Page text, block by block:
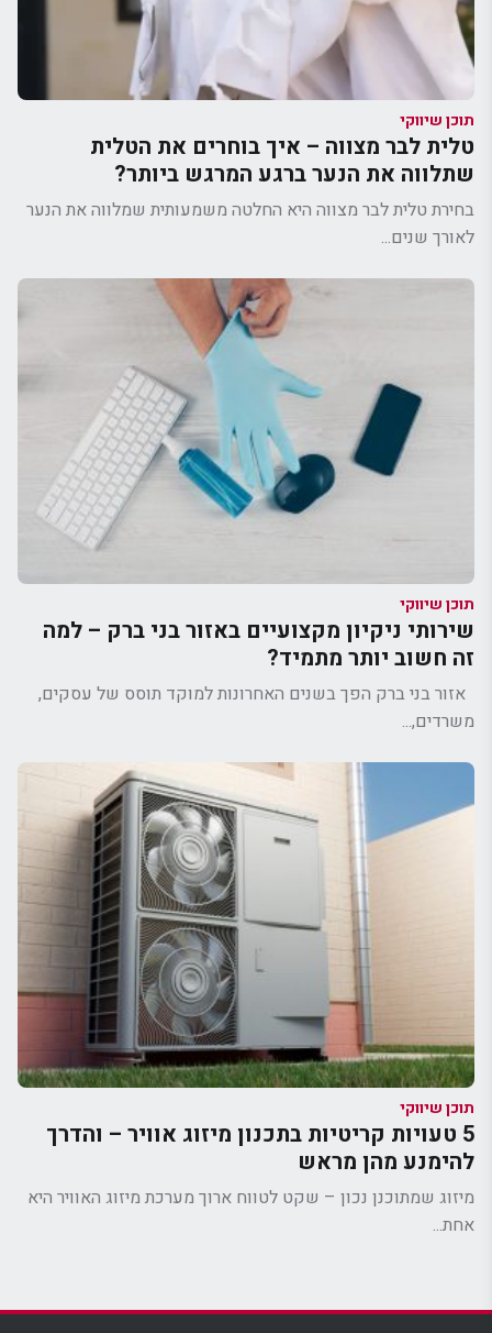
תוכן שיווקי
טלית לבר מצווה – איך בוחרים את הטלית
שתלווה את הנער ברגע המרגש ביותר?
בחירת טלית לבר מצווה היא החלטה משמעותית שמלווה את הנער
לאורך שנים...
תוכן שיווקי
שירותי ניקיון מקצועיים באזור בני ברק – למה
זה חשוב יותר מתמיד?
אזור בני ברק הפך בשנים האחרונות למוקד תוסס של עסקים,
משרדים,...
תוכן שיווקי
5 טעויות קריטיות בתכנון מיזוג אוויר – והדרך
להימנע מהן מראש
מיזוג שמתוכנן נכון – שקט לטווח ארוך מערכת מיזוג האוויר היא
אחת...